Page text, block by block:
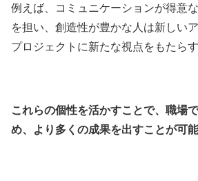
例えば、コミュニケーションが得意
を担い、創造性が豊かな人は新しい
プロジェクトに新たな視点をもたら
これらの個性を活かすことで、職場
め、より多くの成果を出すことが可能